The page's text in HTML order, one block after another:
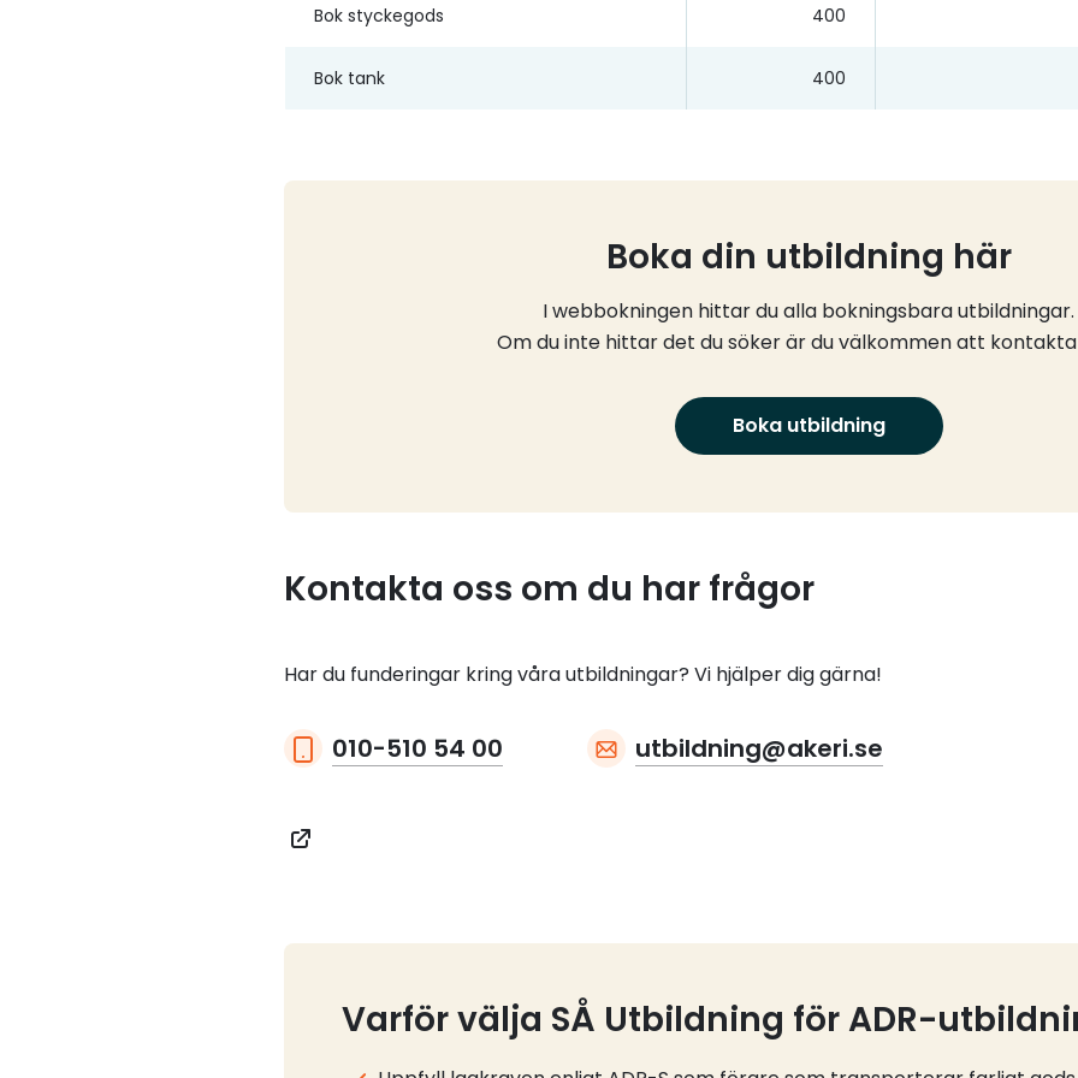
Bok styckegods 400
Bok tank 400
Boka din utbildning här
I webbokningen hittar du alla bokningsbara utbildningar.
Om du inte hittar det du söker är du välkommen att
Boka utbildning
Kontakta oss om du har frågor
Har du funderingar kring våra utbildningar? Vi hjälper dig gärna!
010-510 54 00 utbildning@akeri.se
Varför välja SÅ Utbildning för ADR-